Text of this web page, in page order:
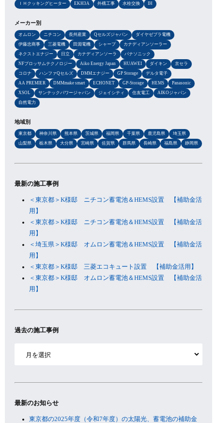
ＩＨクッキングヒーター EKH3A 外構工事 水栓交換 IH
メーカー別
オムロン ニチコン 長州産業 Qセルズジャパン
ダイヤゼブラ電機
伊藤忠商事
三菱電機 田淵電機 シャープ
カナディアンソーラー
ネクストエナジー
日立 カナディアンソーラ
パナソニック
NFブロッサムテクノロジー
Aiko Energy Japan HUAWEI ダイキン
京セラ
コロナ
ハンファQセルズ DMMエナジー GP Storage
デルタ電子
AA PREMIER
DMMmake smart ECHONET GP-Storage HEMS
Panasonic
XSOL
サンテックパワージャパン ジェイシティ 住友電工
AIKOジャパン
自然電力
地域別
東京都 神奈川県 熊本県 茨城県 福岡県 千葉県 鹿児島県
埼玉県
山梨県
栃木県 大分県 宮崎県 佐賀県 群馬県 長崎県 福島県 静岡県
最新の施工事例
＜東京都＞K様邸 ニチコン蓄電池＆HEMS設置 【補助金活
用】
＜東京都＞K様邸 ニチコン蓄電池＆HEMS設置 【補助金活
用】
＜埼玉県＞K様邸 オムロン蓄電池＆HEMS設置 【補助金活
用】
＜東京都＞K様邸 三菱エコキュート設置 【補助金活用】
＜東京都＞K様邸 オムロン蓄電池＆HEMS設置 【補助金活
用】
過去の施工事例
最新のお知らせ
東京都の2025年度（令和7年度）の太陽光、蓄電池の補助金